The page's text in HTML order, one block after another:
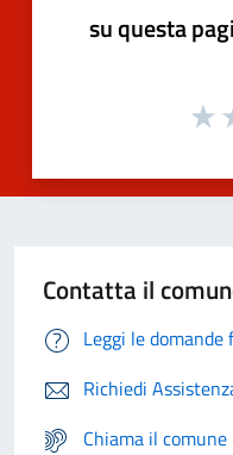
su questa
Contatta il
Leggi le
Richiedi
Chiama il